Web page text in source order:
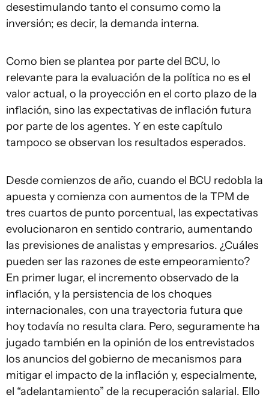
desestimulando tanto el consumo como la
inversión; es decir, la demanda interna.
Como bien se plantea por parte del BCU, lo
relevante para la evaluación de la política no es el
valor actual, o la proyección en el corto plazo de la
inflación, sino las expectativas de inflación futura
por parte de los agentes. Y en este capítulo
tampoco se observan los resultados esperados.
Desde comienzos de año, cuando el BCU redobla la
apuesta y comienza con aumentos de la TPM de
tres cuartos de punto porcentual, las expectativas
evolucionaron en sentido contrario, aumentando
las previsiones de analistas y empresarios. ¿Cuáles
pueden ser las razones de este empeoramiento?
En primer lugar, el incremento observado de la
inflación, y la persistencia de los choques
internacionales, con una trayectoria futura que
hoy todavía no resulta clara. Pero, seguramente ha
jugado también en la opinión de los entrevistados
los anuncios del gobierno de mecanismos para
mitigar el impacto de la inflación y, especialmente,
el “adelantamiento” de la recuperación salarial. Ello